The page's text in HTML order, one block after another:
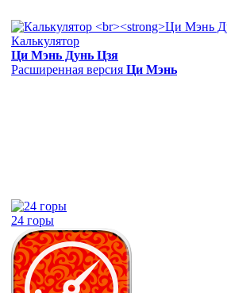
Калькулятор
Ци Мэнь Дунь Цзя
Расширенная версия Ци Мэнь
24 горы